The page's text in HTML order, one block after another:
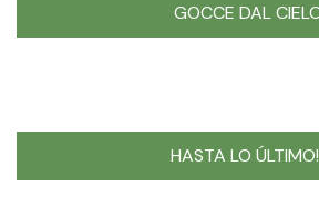
GOCCE DAL
HASTA LO